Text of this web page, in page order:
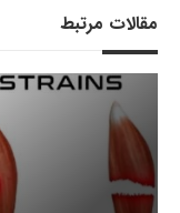
مقالات مرتبط